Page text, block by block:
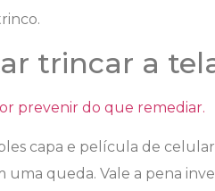
trincar a
prevenir do que remediar.
capa e película de
queda. Vale a pena